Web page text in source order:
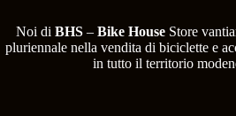
Noi di BHS– Bike HouseStore
pluriennale nella vendita di biciclette e
in tutto il territorio